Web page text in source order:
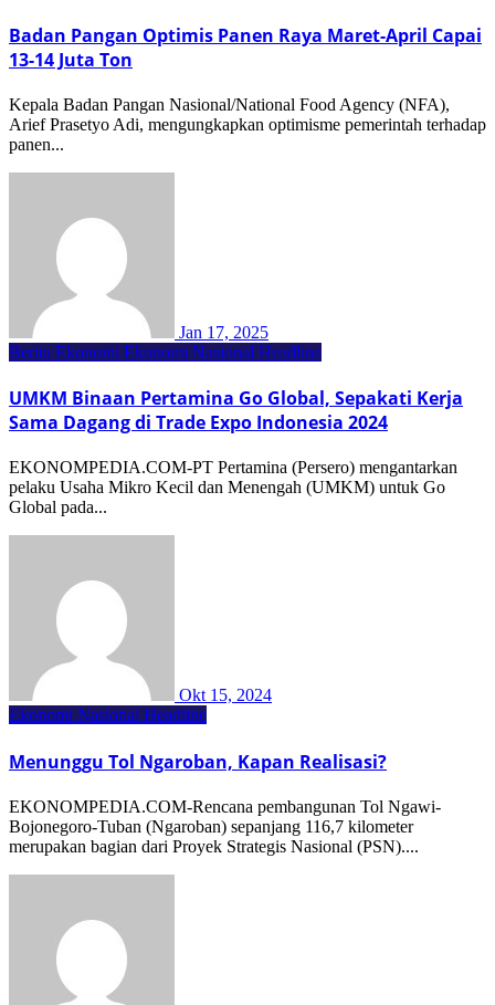
Badan Pangan Optimis Panen Raya Maret-April Capai
13-14 Juta Ton
Kepala Badan Pangan Nasional/National Food Agency (NFA),
Arief Prasetyo Adi, mengungkapkan optimisme pemerintah terhadap
panen...
Jan 17, 2025
Berita Ekonomi Ekonomi Nasional Headline
UMKM Binaan Pertamina Go Global, Sepakati Kerja
Sama Dagang di Trade Expo Indonesia 2024
EKONOMPEDIA.COM-PT Pertamina (Persero) mengantarkan
pelaku Usaha Mikro Kecil dan Menengah (UMKM) untuk Go
Global pada...
Okt 15, 2024
Ekonomi Nasional Headline
Menunggu Tol Ngaroban, Kapan Realisasi?
EKONOMPEDIA.COM-Rencana pembangunan Tol Ngawi-
Bojonegoro-Tuban (Ngaroban) sepanjang 116,7 kilometer
merupakan bagian dari Proyek Strategis Nasional (PSN)....